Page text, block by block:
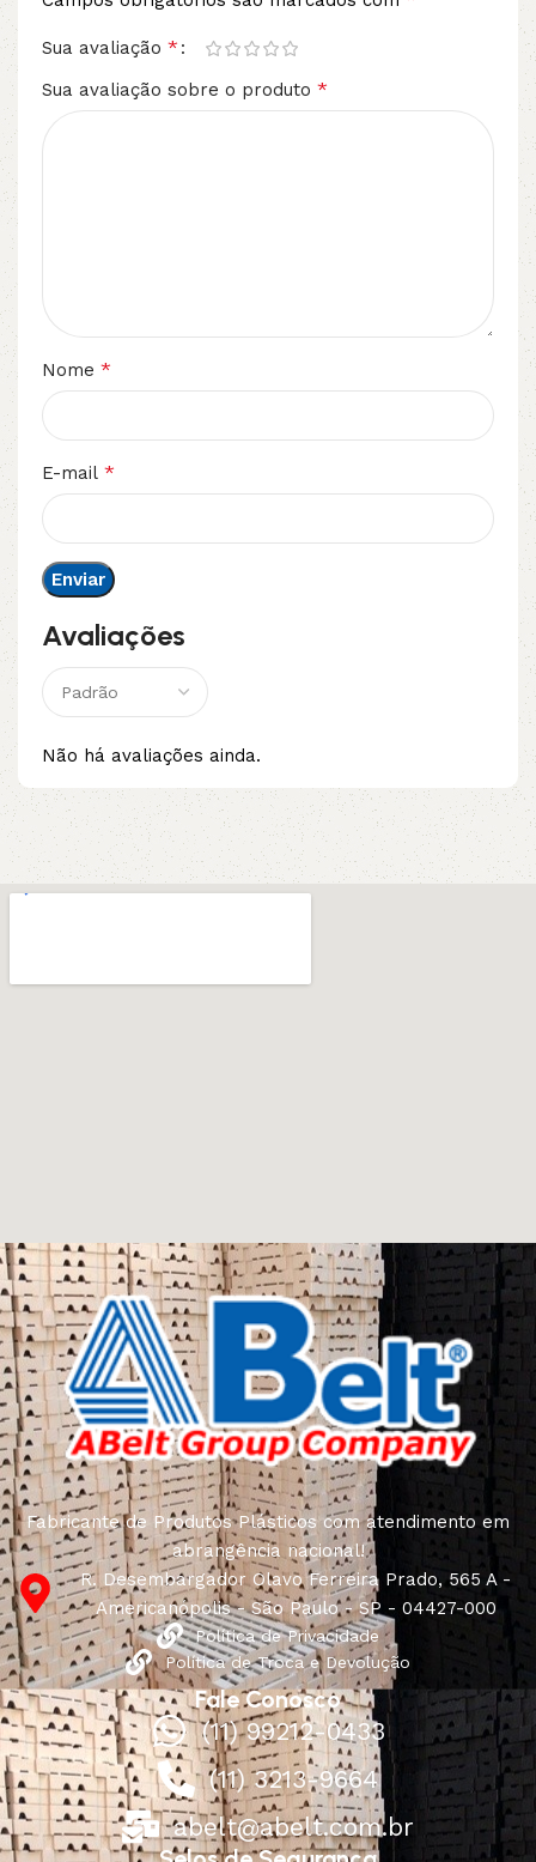
Avaliações
Não há avaliações ainda.
Sua avaliação *
Sua avaliação sobre o produto *
Nome *
E-mail *
Fabricante de Produtos Plásticos com atendimento em
abrangência nacional!
R. Desembargador Olavo Ferreira Prado, 565 A -
Americanópolis - São Paulo - SP - 04427-000
Política de Privacidade
Política de Troca e Devolução
Fale Conosco
(11) 99212-0433
(11) 3213-9664
abelt@abelt.com.br